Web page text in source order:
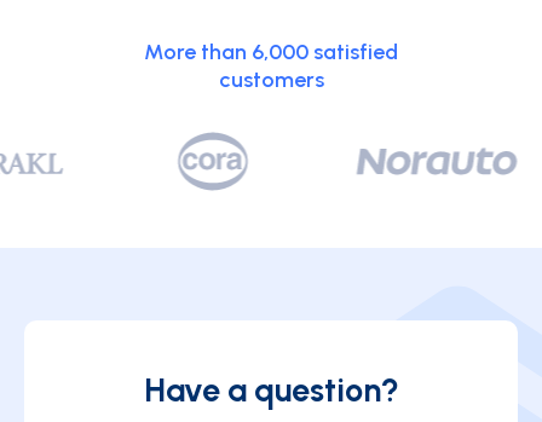
More than 6,000 satisfied
customers
Have a question?